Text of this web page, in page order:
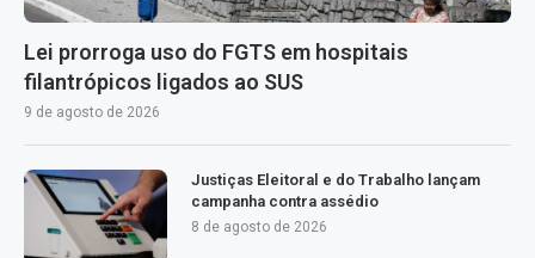
Lei prorroga uso do FGTS em hospitais
filantrópicos ligados ao SUS
9 de agosto de 2026
Justiças Eleitoral e do Trabalho lançam
campanha contra assédio
8 de agosto de 2026